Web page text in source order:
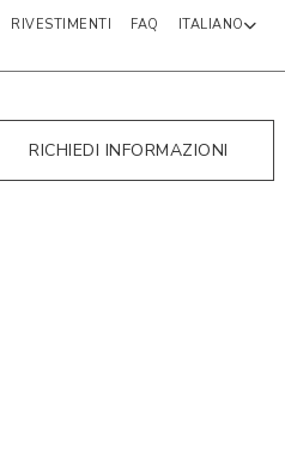
RIVESTIMENTI FAQ ITALIANO
RICHIEDI INFORMAZIONI